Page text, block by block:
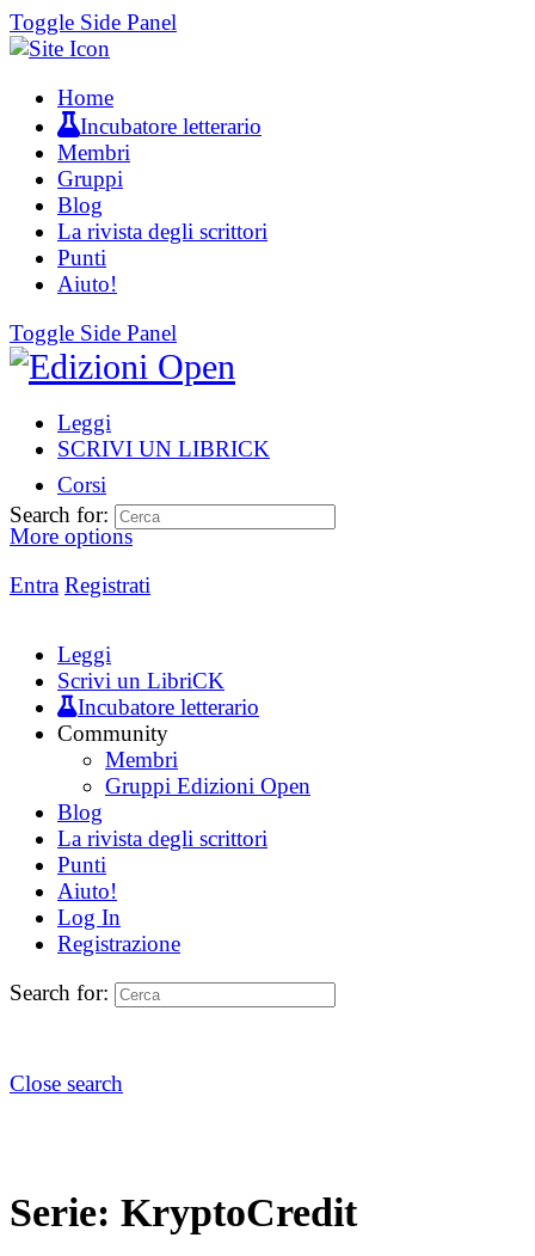
Toggle Side Panel
Home
Incubatore letterario
Membri
Gruppi
Blog
La rivista degli scrittori
Punti
Aiuto!
Toggle Side Panel
Leggi
SCRIVI UN LIBRICK
Corsi
More options
Entra Registrati
Search for:
Leggi
Scrivi un LibriCK
Incubatore letterario
Community
Membri
Gruppi Edizioni Open
Blog
La rivista degli scrittori
Punti
Aiuto!
Log In
Registrazione
Search for:
Close search
Serie: KryptoCredit